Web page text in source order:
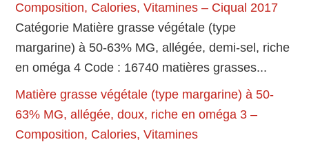
Composition, Calories, Vitamines – Ciqual 2017
Catégorie Matière grasse végétale (type
margarine) à 50-63% MG, allégée, demi-sel, riche
en oméga 4 Code : 16740 matières grasses...
Matière grasse végétale (type margarine) à 50-
63% MG, allégée, doux, riche en oméga 3 –
Composition, Calories, Vitamines